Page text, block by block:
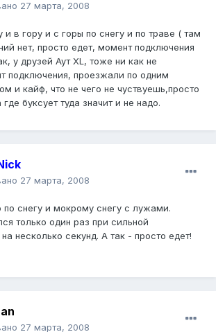
27 марта, 2008
и в гору и с горы по снегу и по траве ( там
нет, просто едет, момент подключения
у друзей Аут XL, тоже ни как не
подключения, проезжали по одним
и кайф, что не чего не чуствуешь,просто
буксует туда значит и не надо.
27 марта, 2008
по снегу и мокрому снегу с лужами.
только один раз при сильной
несколько секунд. А так - просто едет!
27 марта, 2008